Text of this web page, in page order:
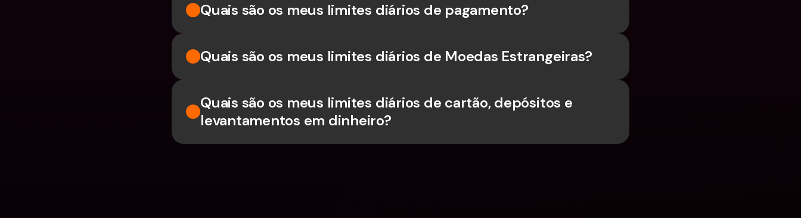
Quais são os meus limites diários de pagamento?
Quais são os meus limites diários de Moedas Estrangeiras?
Quais são os meus limites diários de cartão, depósitos e
levantamentos em dinheiro?